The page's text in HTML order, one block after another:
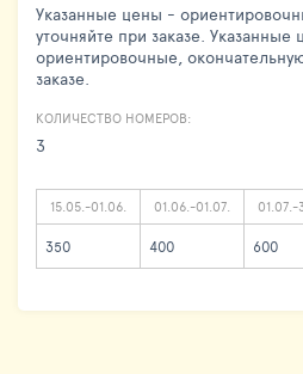
Указанные цены -
уточняйте при заказе. Указанные
ориентировочные,
заказе.
КОЛИЧЕСТВО НОМЕРОВ:
3
15.05.-01.06. 01.06.-01.07. 01.07.-
350 400 600